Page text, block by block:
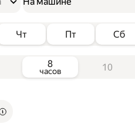
Чт Пт Сб
8
часов 10